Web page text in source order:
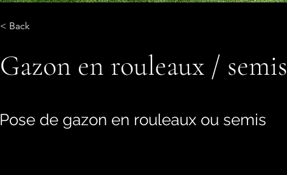
< Back
Gazon en rouleaux / semis
Pose de gazon en rouleaux ou semis